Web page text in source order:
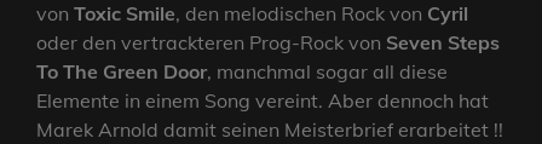
von Toxic Smile, den melodischen Rock von Cyril
oder den vertrackteren Prog-Rock von Seven Steps
To The Green Door, manchmal sogar all diese
Elemente in einem Song vereint. Aber dennoch hat
Marek Arnold damit seinen Meisterbrief erarbeitet !!